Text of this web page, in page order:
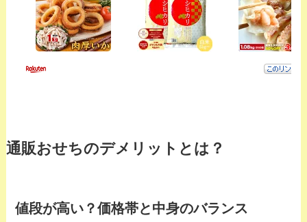
通販おせちのデメリットとは？
値段が高い？価格帯と中身のバランス